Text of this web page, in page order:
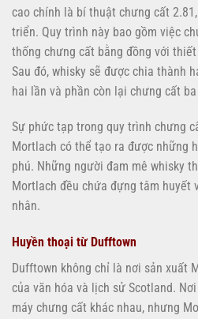
cao chính là bí thuật chưng cất
triển. Quy trình này bao gồm việc
thống chưng cất bằng đồng với
Sau đó, whisky sẽ được chia thành
hai lần và phần còn lại chưng cất
Sự phức tạp trong quy trình chưng
Mortlach có thể tạo ra được những
phú. Những người đam mê whisky
Mortlach đều chứa đựng tâm huyết
nhân.
Huyền thoại từ Dufftown
Dufftown không chỉ là nơi sản xuất
của văn hóa và lịch sử Scotland.
máy chưng cất khác nhau, nhưng